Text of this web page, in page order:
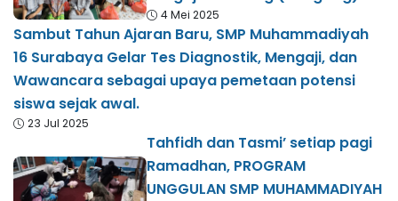
4 Mei 2025
Sambut Tahun Ajaran Baru, SMP Muhammadiyah
16 Surabaya Gelar Tes Diagnostik, Mengaji, dan
Wawancara sebagai upaya pemetaan potensi
siswa sejak awal.
23 Jul 2025
Tahfidh dan Tasmi’ setiap pagi
Ramadhan, PROGRAM
UNGGULAN SMP MUHAMMADIYAH